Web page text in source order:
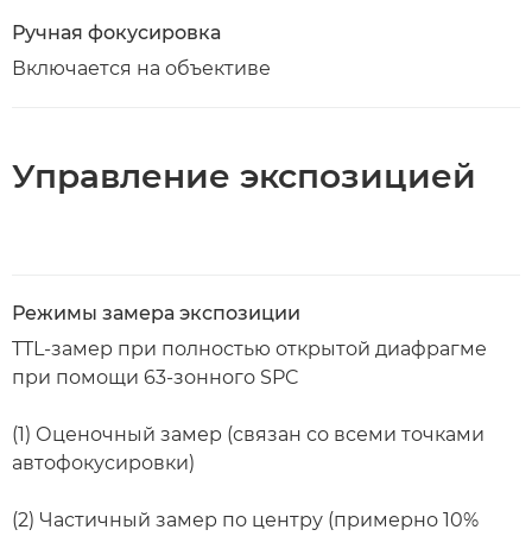
Ручная фокусировка
Включается на объективе
Управление экспозицией
Режимы замера экспозиции
TTL-замер при полностью открытой диафрагме
при помощи 63-зонного SPC
(1) Оценочный замер (связан со всеми точками
автофокусировки)
(2) Частичный замер по центру (примерно 10%